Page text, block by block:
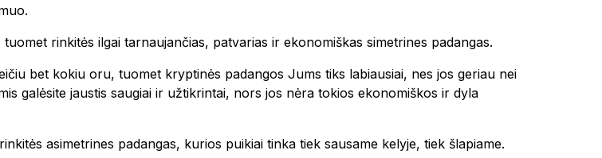
rinkitės ilgai tarnaujančias, patvarias ir ekonomiškas simetrines padangas.
bet kokiu oru, tuomet kryptinės padangos Jums tiks labiausiai, nes jos geriau nei
galėsite jaustis saugiai ir užtikrintai, nors jos nėra tokios ekonomiškos ir dyla
asimetrines padangas, kurios puikiai tinka tiek sausame kelyje, tiek šlapiame.